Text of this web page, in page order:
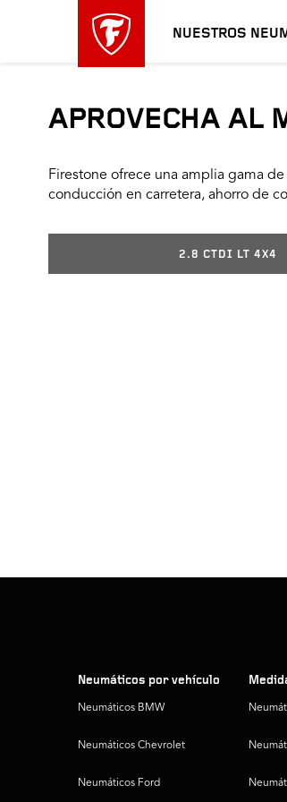
NUESTROS
APROVECHA AL
Firestone ofrece una amplia gama
conducción en carretera, ahorro de
2.8 CTDI LT 4X4
Neumáticos por vehículo
Neumáticos BMW
Neumáticos Chevrolet
Neumáticos Ford